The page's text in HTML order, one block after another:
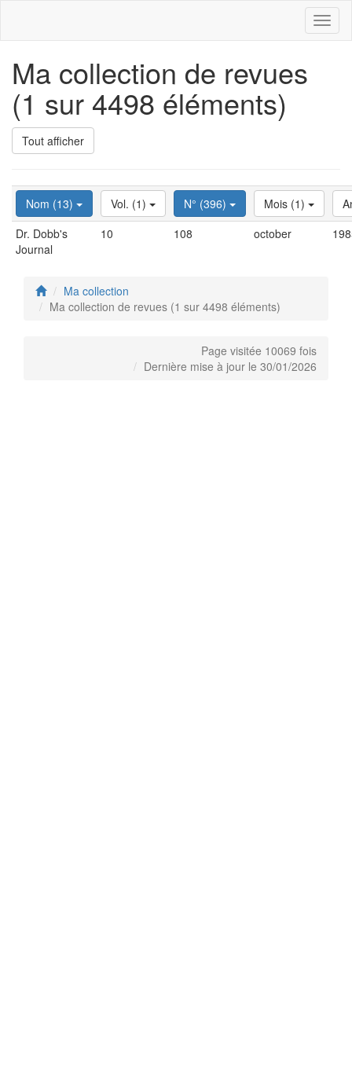
Ma collection de revues
(1 sur 4498 éléments)
Tout afficher
Nom (13) Vol. (1) N° (396) Mois (1)
Dr. Dobb's
Journal
10 108 october
Ma collection
Ma collection de revues (1 sur 4498 éléments)
Page visitée 10069 fois
Dernière mise à jour le 30/01/2026